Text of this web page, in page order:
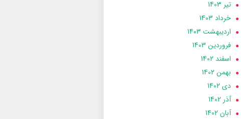
تير 1403
خرداد 1403
ارديبهشت 1403
فروردین 1403
اسفند 1402
بهمن 1402
دی 1402
آذر 1402
آبان 1402